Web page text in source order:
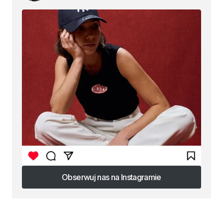
Obserwuj nas na Instagramie
Obserwuj nas na Instagramie